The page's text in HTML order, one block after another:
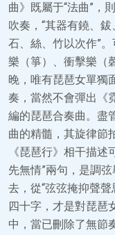
曲》既屬于“法曲”，
吹奏，“其器有鐃、
石、絲、竹以次作”
樂（箏）、衝擊樂（
晚，唯有琵琶女單獨
奏，當然不會彈出《
編的琵琶合奏曲。盡
曲的精髓，其旋律節
《琵琶行》相干描
先無情”兩句，是調
去，從“弦弦掩抑聲
四十字，才是對琵琶
中，當已刪除了無節